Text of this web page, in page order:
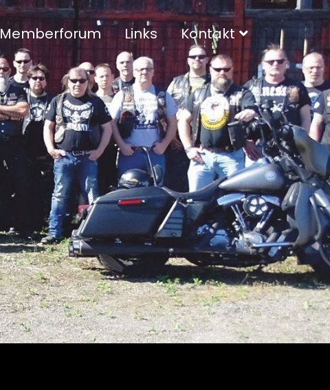
Memberforum Links Kontakt